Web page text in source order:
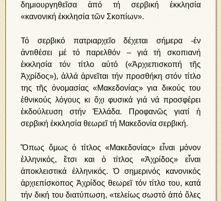
δημιουργηθεῖσα ἀπό τή σερβική ἐκκλησία
«κανονική ἐκκλησία τῶν Σκοπίων».
Τό σερβικό πατριαρχεῖο δέχεται σήμερα -ἐν
ἀντιθέσει μέ τό παρελθόν – γιά τή σκοπιανή
ἐκκλησία τόν τίτλο αὐτό («Ἀρχιεπισκοπή τῆς
Ἀχρίδος»), ἀλλά ἀρνεῖται τήν προσθήκη στόν τίτλο
της τῆς ὀνομασίας «Μακεδονίας» για δικούς του
ἐθνικούς λόγους κι ὄχι φυσικά γιά νά προσφέρει
ἐκδούλευση στήν Ἑλλάδα. Προφανῶς γιατί ἡ
σερβική ἐκκλησία θεωρεῖ τή Μακεδονία σερβική.
Ὅπως ὅμως ὁ τίτλος «Μακεδονίας» εἶναι μόνον
ἑλληνικός, ἔτσι και ὁ τίτλος «Ἀχρίδος» εἶναι
ἀποκλειστικά ἑλληνικός. Ὁ σημερινός κανονικός
ἀρχιεπίσκοπος Ἀχρίδος θεωρεῖ τόν τίτλο του, κατά
τήν δική του διατύπωση, «τελείως σωστό ἀπό ὅλες